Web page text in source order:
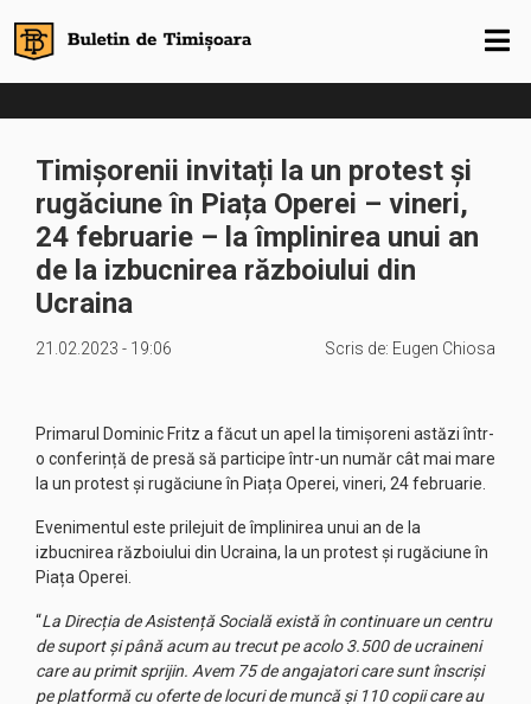
Timișorenii invitați la un protest și
rugăciune în Piața Operei – vineri,
24 februarie – la împlinirea unui an
de la izbucnirea războiului din
Ucraina
21.02.2023 - 19:06 Scris de: Eugen Chiosa
Primarul Dominic Fritz a făcut un apel la timișoreni astăzi într-
o conferință de presă să participe într-un număr cât mai mare
la un protest și rugăciune în Piața Operei, vineri, 24 februarie.
Evenimentul este prilejuit de împlinirea unui an de la
izbucnirea războiului din Ucraina, la un protest și rugăciune în
Piața Operei.
“La Direcția de Asistență Socială există în continuare un centru
de suport și până acum au trecut pe acolo 3.500 de ucraineni
care au primit sprijin. Avem 75 de angajatori care sunt înscriși
pe platformă cu oferte de locuri de muncă și 110 copii care au